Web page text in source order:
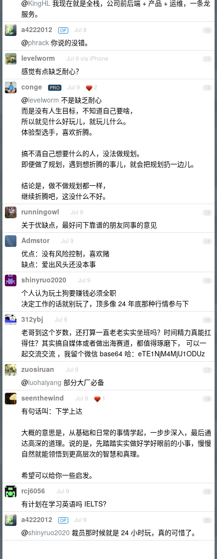
@KingHL 我现在就是全栈，公司前后端 + 产品 + 运维，一条龙
服务。
10
a4222012 OP Jul 8
@phrack 你说的没错。
11
levelworm Jul 9 via iPhone
感觉有点缺乏耐心？
12
conge PRO Jul 9 2
@levelworm 不是缺乏耐心
而是没有人生目标，不知道自己要啥，
所以就见什么好玩儿，就玩儿什么。
体验型选手，喜欢折腾。
搞不清自己想要什么的人，没法做规划。
即便做了规划，遇到想折腾的事儿，就会把规划扔一边儿。
结论是，做不做规划都一样，
继续折腾吧，这没什么不好。
13
runningowl Jul 9
关于优缺点，最好问下靠谱的朋友同事的意见
14
Admstor Jul 9
优点：没有风险控制，喜欢赌
缺点：爱出风头还没本事
15
shinyruo2020 Jul 9
个人认为玩土狗要赚钱必须全职
决定工作的话就别玩了，顶多像 24 年底那种行情参与下
16
312ybj Jul 9
老哥到这个岁数，还打算一直老老实实坐班吗？时间精力真能扛
得住？其实搞自媒体或者做出海赛道，都值得琢磨下， 可以一
起交流交流 ，我留个微信 base64 哈：eTE1NjM4MjU1ODUz
17
zuosiruan Jul 9
@luohaiyang 部分大厂必备
18
seenthewind Jul 9 1
有句话叫：下学上达
大概的意思是，从基础和日常的事情学起，一步步深入，最后通
达高深的道理。说的是，先踏踏实实做好学好眼前的小事，慢慢
自然就能领悟到更高层次的智慧和真理。
希望可以给你一些启发。
19
rcj6056 Jul 9
有计划在学习英语吗 IELTS?
20
a4222012 OP Jul 9
@shinyruo2020 裁员那时候就是 24 小时玩，真的可惜了。